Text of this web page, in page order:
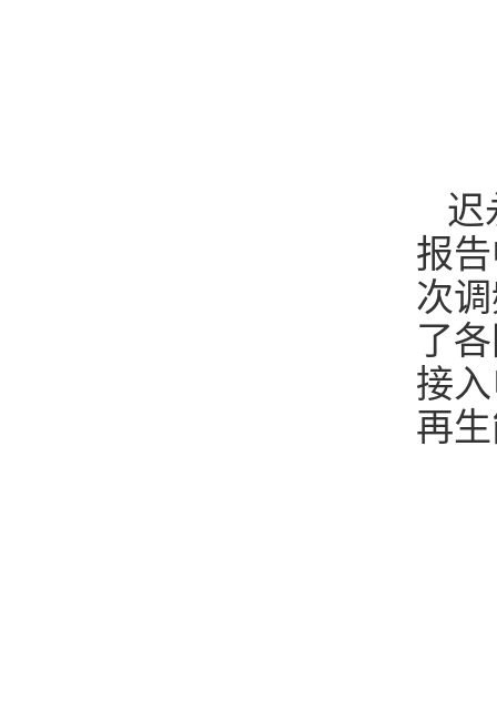
迟
报
次
了
接
再